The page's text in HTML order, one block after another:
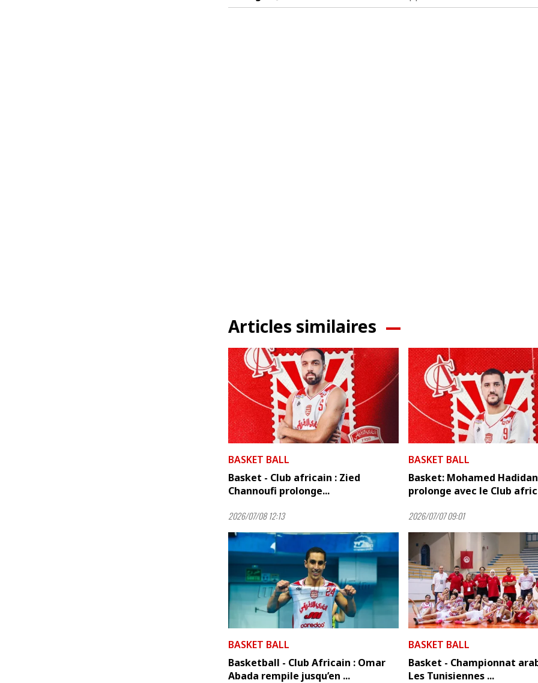
Articles similaires
BASKET BALL
Basket - Club africain : Zied
Channoufi prolonge...
2026/07/08 12:13
BASKET BALL
Basket: Mohamed
prolonge avec le Club
2026/07/07 09:01
BASKET BALL
Basketball - Club Africain : Omar
Abada rempile jusqu’en ...
BASKET BALL
Basket - Championnat
Les Tunisiennes ...